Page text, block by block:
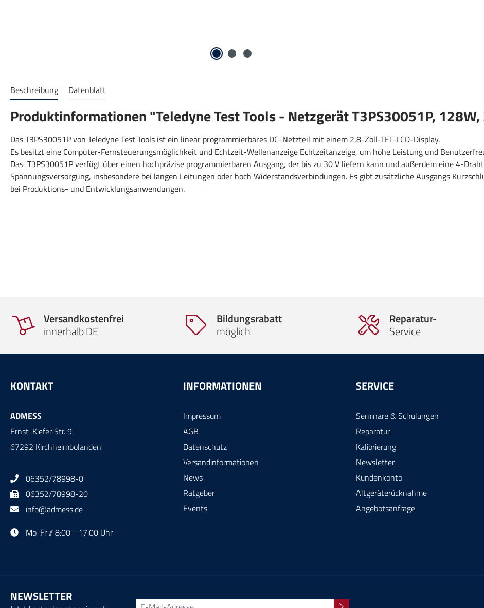
Beschreibung Datenblatt
Produktinformationen "Teledyne Test Tools - Netzgerät T3PS30051P,
Das T3PS30051P von Teledyne Test Tools ist ein linear programmierbares DC-Netzteil mit einem 2,8-Zoll-TFT-LCD-Display.
Es besitzt eine Computer-Fernsteuerungsmöglichkeit und Echtzeit-Wellenanzeige Echtzeitanzeige, um hohe Leistung und
Das T3PS30051P verfügt über einen hochpräzise programmierbaren Ausgang, der bis zu 30 V liefern kann und außerdem eine 4-
Spannungsversorgung, insbesondere bei langen Leitungen oder hoch Widerstandsverbindungen. Es gibt zusätzliche Ausgangs
bei Produktions- und Entwicklungsanwendungen.
Versandkostenfrei
innerhalb DE
Bildungsrabatt
möglich
Reparatur-
Service
KONTAKT
ADMESS
Ernst-Kiefer Str. 9
67292 Kirchheimbolanden
06352/78998-0
06352/78998-20
info@admess.de
Mo-Fr // 8:00 - 17:00 Uhr
INFORMATIONEN
Impressum
AGB
Datenschutz
Versandinformationen
News
Ratgeber
Events
SERVICE
Seminare & Schulungen
Reparatur
Kalibrierung
Newsletter
Kundenkonto
Altgeräterücknahme
Angebotsanfrage
NEWSLETTER